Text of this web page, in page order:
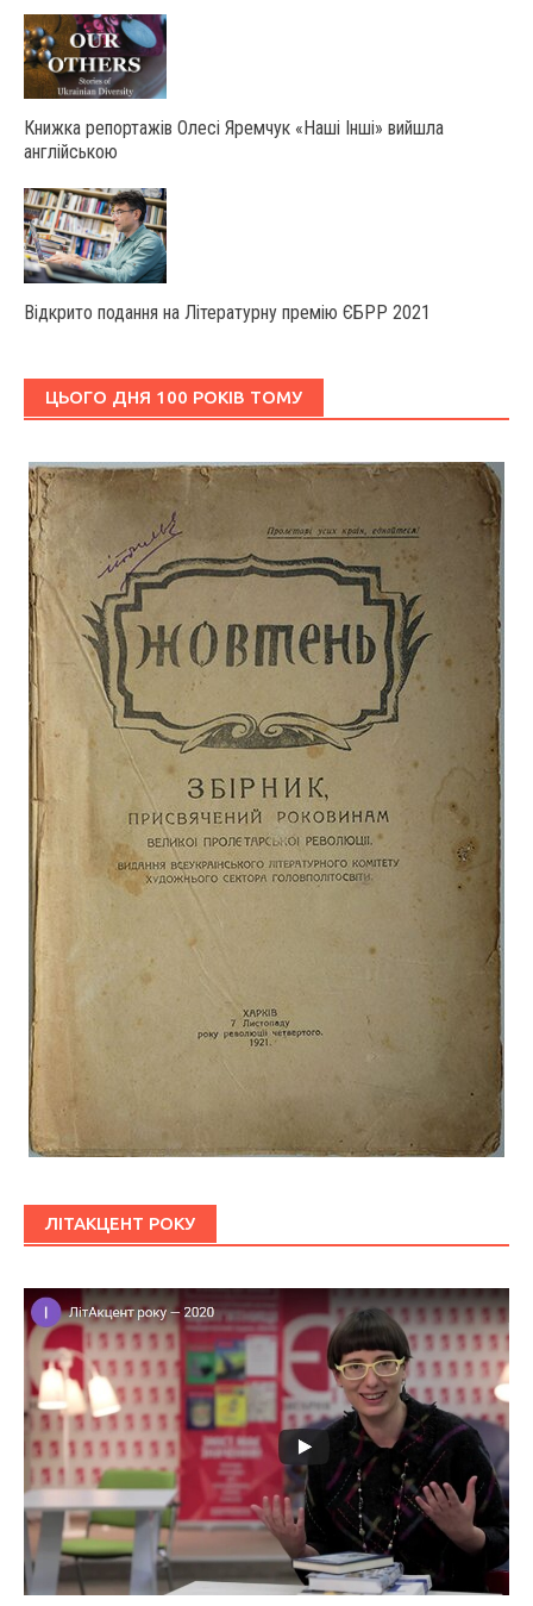
Книжка репортажів Олесі Яремчук «Наші Інші» вийшла
англійською
Відкрито подання на Літературну премію ЄБРР 2021
ЦЬОГО ДНЯ 100 РОКІВ ТОМУ
ЛІТАКЦЕНТ РОКУ